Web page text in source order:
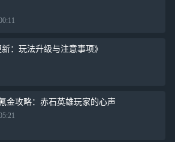
：玩法升级与注意事项》
金攻略：赤石英雄玩家的心声